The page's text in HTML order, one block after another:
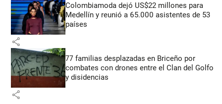
Colombiamoda dejó US$22 millones para
Medellín y reunió a 65.000 asistentes de 53
países
share
77 familias desplazadas en Briceño por
combates con drones entre el Clan del Golfo
y disidencias
share